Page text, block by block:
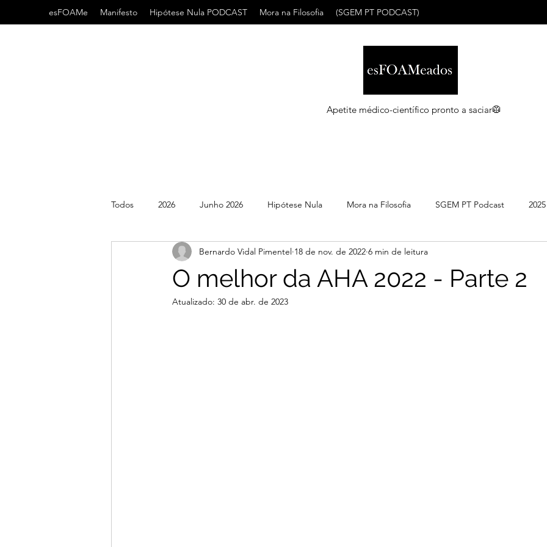
esFOAMe Manifesto Hipótese Nula PODCAST Mora na Filosofia (SGEM PT PODCAST)
Apetite médico-científico pronto a saciar🥼
Todos 2026 Junho 2026 Hipótese Nula Mora na Filosofia SGEM PT Podcast 2025
2021 AHA ACC Maio 2026 Abril 2026
Janeiro 2026 Dezembro 2025
O melhor da AHA 2022 - Parte 2
Bernardo Vidal Pimentel 18 de nov. de 2022 6 min de leitura
Atualizado: 30 de abr. de 2023